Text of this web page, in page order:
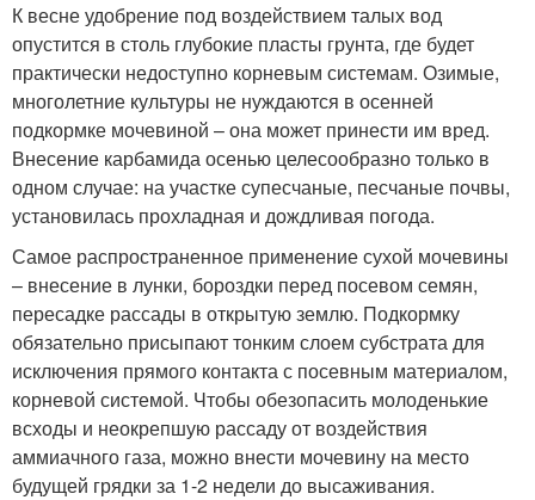
К весне удобрение под воздействием талых вод
опустится в столь глубокие пласты грунта, где будет
практически недоступно корневым системам. Озимые,
многолетние культуры не нуждаются в осенней
подкормке мочевиной – она может принести им вред.
Внесение карбамида осенью целесообразно только в
одном случае: на участке супесчаные, песчаные почвы,
установилась прохладная и дождливая погода.
Самое распространенное применение сухой мочевины
– внесение в лунки, бороздки перед посевом семян,
пересадке рассады в открытую землю. Подкормку
обязательно присыпают тонким слоем субстрата для
исключения прямого контакта с посевным материалом,
корневой системой. Чтобы обезопасить молоденькие
всходы и неокрепшую рассаду от воздействия
аммиачного газа, можно внести мочевину на место
будущей грядки за 1-2 недели до высаживания.